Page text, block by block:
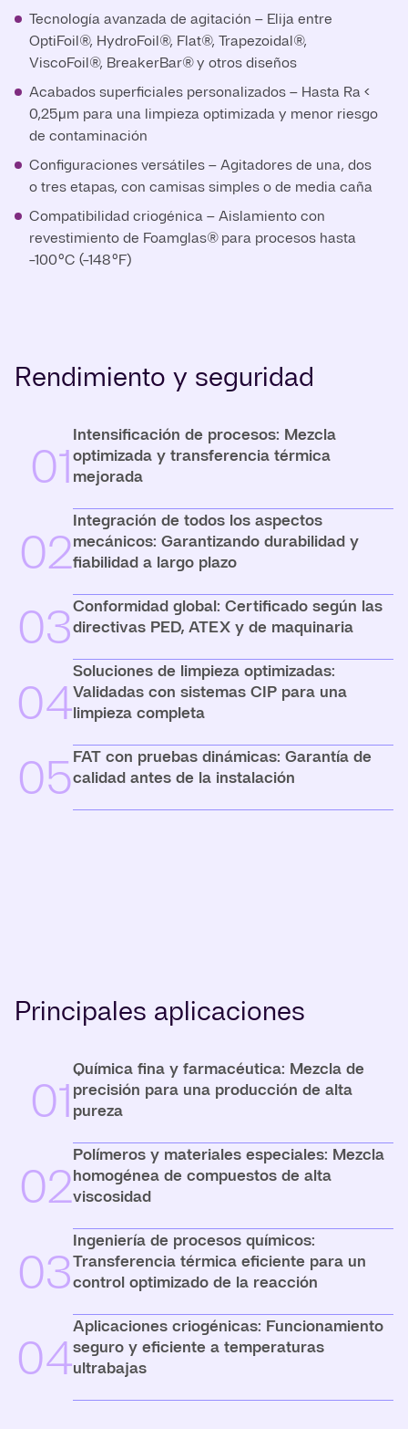
Tecnología avanzada de agitación – Elija entre
OptiFoil®, HydroFoil®, Flat®, Trapezoidal®,
ViscoFoil®, BreakerBar® y otros diseños
Acabados superficiales personalizados – Hasta Ra <
0,25 µm para una limpieza optimizada y menor riesgo
de contaminación
Configuraciones versátiles – Agitadores de una, dos
o tres etapas, con camisas simples o de media caña
Compatibilidad criogénica – Aislamiento con
revestimiento de Foamglas® para procesos hasta
-100 °C (-148 °F)
Rendimiento y seguridad
01
Intensificación de procesos: Mezcla
optimizada y transferencia térmica
mejorada
02
Integración de todos los aspectos
mecánicos: Garantizando durabilidad y
fiabilidad a largo plazo
03Conformidad global: Certificado según las
directivas PED, ATEX y de maquinaria
04
Soluciones de limpieza optimizadas:
Validadas con sistemas CIP para una
limpieza completa
05FAT con pruebas dinámicas: Garantía de
calidad antes de la instalación
Principales aplicaciones
01
Química fina y farmacéutica: Mezcla de
precisión para una producción de alta
pureza
02
Polímeros y materiales especiales: Mezcla
homogénea de compuestos de alta
viscosidad
03
Ingeniería de procesos químicos:
Transferencia térmica eficiente para un
control optimizado de la reacción
04
Aplicaciones criogénicas: Funcionamiento
seguro y eficiente a temperaturas
ultrabajas